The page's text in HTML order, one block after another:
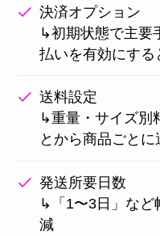
決済オプション
↳初期状態で主要
払いを有効にす
送料設定
↳重量・サイズ別
とから商品ごとに
発送所要日数
↳「1〜3日」など
減